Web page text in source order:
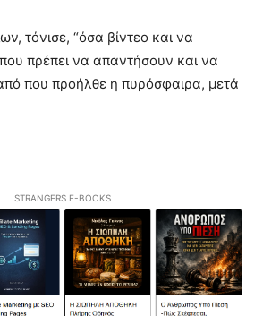
τόνισε, “όσα βίντεο και να
πρέπει να απαντήσουν και να
που προήλθε η πυρόσφαιρα, μετά
STRANGERS E-BOOKS